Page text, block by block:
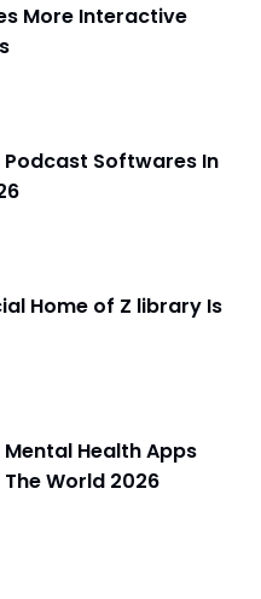
More Interactive
Podcast Softwares In
Home of Z library Is
Mental Health Apps
World 2026